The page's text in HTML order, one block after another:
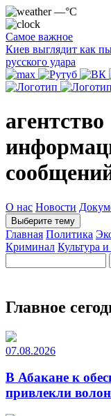
—°C
Самое важное
Киев выглядит как
русского удара
агентство
О нас Новости
Выберите тему
Главная Политика
Криминал Культура
Главное
07.08.2026
В Абакане к
привлекли